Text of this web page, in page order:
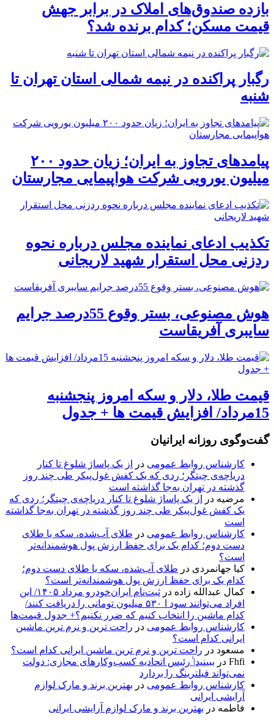
بازده صندوق‌های املاک در برابر جهش
قیمت مسکن؛ کدام برنده شد؟
رگبار پراکنده در نیمه شمالی استان تهران تا
شنبه
پیامدهای تجاوز به ایران؛ زیان حدود ۲۰۰
میلیون یورویی شرکت هواپیمایی مجارستان
تکذیب ادعای نماینده مجلس درباره نحوه
ردزنی محل استقرار شهید لاریجانی
هوش مصنوعی، بستر وقوع 55درصد جرایم
سایبری آفریقاست
قیمت طلا، دلار و سکه امروز پنجشنبه
15مرداد/ افزایش قیمت ها + جدول
گفت‌وگوی روزانه ایرانیان
کارشناس روابط عمومی در
از یک پاساژ شلوغ تا کنار
دریاچه‌ی چیتگر؛ ردی که یک کفش غول‌پیکر طی چند روز
گذشته در تهران به‌جا گذاشته است
مرضیه در
از یک پاساژ شلوغ تا کنار دریاچه‌ی چیتگر؛ ردی که
یک کفش غول‌پیکر طی چند روز گذشته در تهران به‌جا گذاشته
است
کارشناس روابط عمومی در طلای آب‌شده، سکه یا طلای
دست دوم؛ کدام یک برای حفظ ارزش پول هوشمندانه‌تر
است؟
کیا جهانمردی در طلای آب‌شده، سکه یا طلای دست دوم؛
کدام یک برای حفظ ارزش پول هوشمندانه‌تر است؟
کمال عبدالله زاده در
ثبت‌نام ایران‌خودرو مرداد ۱۴۰۵/ این
افراد می‌توانند سود ا ۵۳۰ میلیون تومانی را دریافت کنند/
کدام ماشین را انتخاب کنیم که ضرر نکنیم؟+ جدول قیمت‌ها
کارشناس روابط عمومی در راحت ترین و نرم ترین ماشین
ایرانی کدام است؟
مسعود در راحت ترین و نرم ترین ماشین ایرانی کدام است؟
Fhfi در ببینید| ٰرئیس اتحادیه کسب‌وکارهای مجازی: دولت
نمی‌تواند فیلترینگ را بردارد
کارشناس روابط عمومی در بهترین برند و مارک لوازم
آرایشی ایرانی
فاطمه در بهترین برند و مارک لوازم آرایشی ایرانی